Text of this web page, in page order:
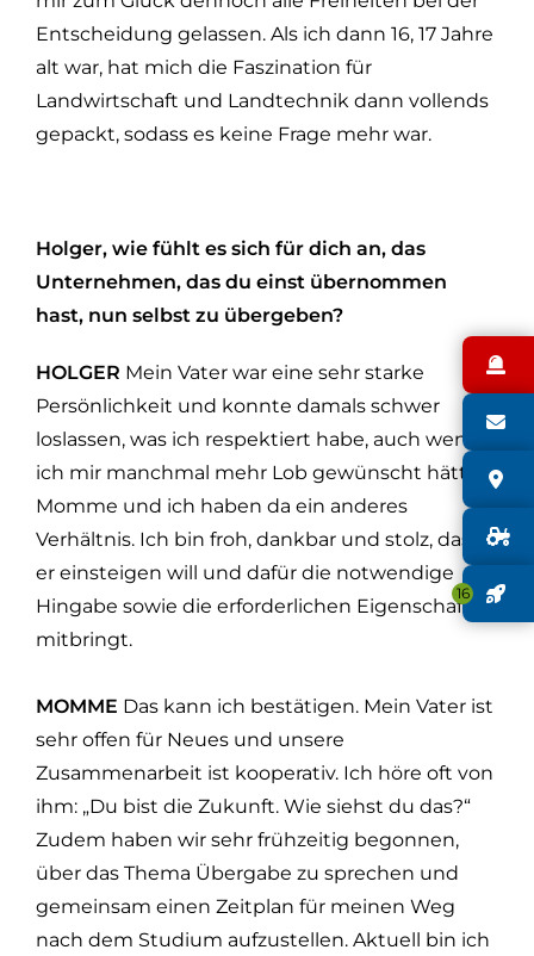
16
Entscheidung gelassen. Als ich dann 16, 17 Jahre
alt war, hat mich die Faszination für
Landwirtschaft und Landtechnik dann vollends
gepackt, sodass es keine Frage mehr war.
Holger, wie fühlt es sich für dich an, das
Unternehmen, das du einst übernommen
hast, nun selbst zu übergeben?
HOLGER Mein Vater war eine sehr starke
Persönlichkeit und konnte damals schwer
loslassen, was ich respektiert habe, auch wenn
ich mir manchmal mehr Lob gewünscht hätte.
Momme und ich haben da ein anderes
Verhältnis. Ich bin froh, dankbar und stolz, dass
er einsteigen will und dafür die notwendige
Hingabe sowie die erforderlichen Eigenschaften
mitbringt.
MOMME Das kann ich bestätigen. Mein Vater ist
sehr offen für Neues und unsere
Zusammenarbeit ist kooperativ. Ich höre oft von
ihm: „Du bist die Zukunft. Wie siehst du das?“
Zudem haben wir sehr frühzeitig begonnen,
über das Thema Übergabe zu sprechen und
gemeinsam einen Zeitplan für meinen Weg
nach dem Studium aufzustellen. Aktuell bin ich